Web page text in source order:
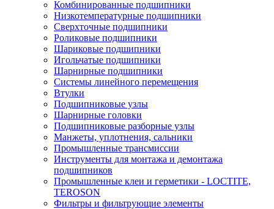
Комбинированные подшипники
Низкотемпературные подшипники
Сверхточные подшипники
Роликовые подшипники
Шариковые подшипники
Игольчатые подшипники
Шарнирные подшипники
Системы линейного перемещения
Втулки
Подшипниковые узлы
Шарнирные головки
Подшипниковые разборные узлы
Манжеты, уплотнения, сальники
Промышленные трансмиссии
Инструменты для монтажа и демонтажа
подшипников
Промышленные клеи и герметики - LOCTITE,
TEROSON
Фильтры и фильтрующие элементы